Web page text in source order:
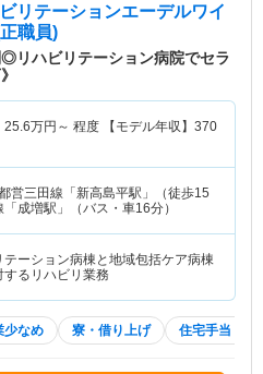
リテーションエーデルワイ
職員)
◎リハビリテーション病院でセラ
25.6万円～ 程度 【モデル年収】 370
営三田線「新高島平駅」（徒歩15
成増駅」（バス・車16分）
テーション病棟と地域包括ケア病棟
るリハビリ業務
少なめ 寮・借り上げ 住宅手当・補